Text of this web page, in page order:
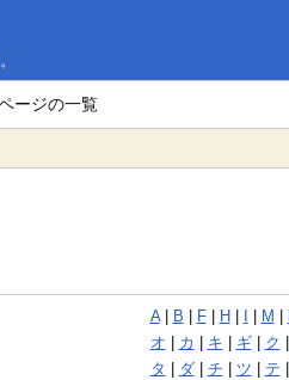
ージの一覧
A| B F| H M
オ
カ キ ギ| ク
タ
ダ| チ ツ テ